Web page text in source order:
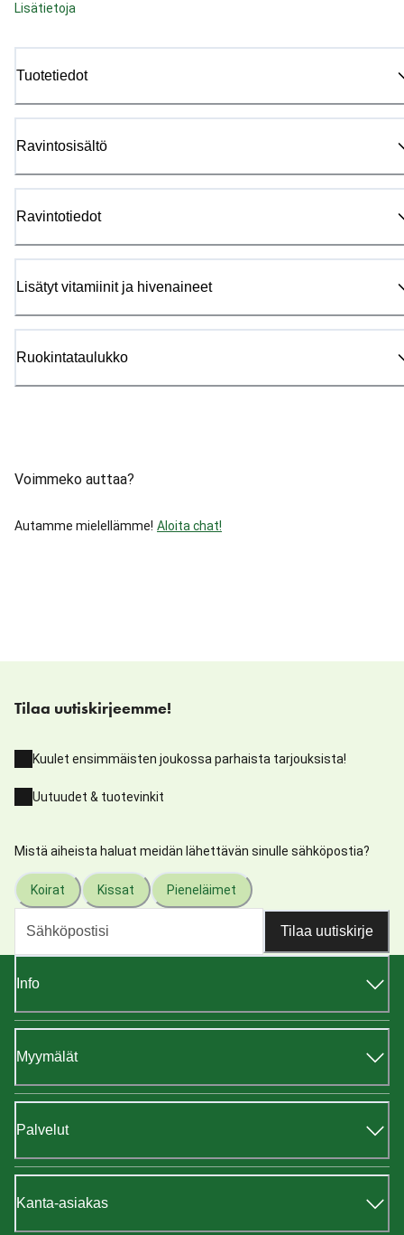
Lisätietoja
Tuotetiedot
Ravintosisältö
Ravintotiedot
Lisätyt vitamiinit ja hivenaineet
Ruokintataulukko
Voimmeko auttaa?
Autamme mielellämme! Aloita chat!
Tilaa uutiskirjeemme!
Kuulet ensimmäisten joukossa parhaista tarjouksista!
Uutuudet & tuotevinkit
Mistä aiheista haluat meidän lähettävän sinulle sähköpostia?
Koirat Kissat Pieneläimet
Tilaa uutiskirje
Info
Myymälät
Palvelut
Kanta-asiakas